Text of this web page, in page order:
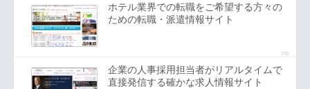
PR
ホテル業界での転職をご希望する方々の
ための転職・派遣情報サイト
企業の人事採用担当者がリアルタイムで
直接発信する確かな求人情報サイト